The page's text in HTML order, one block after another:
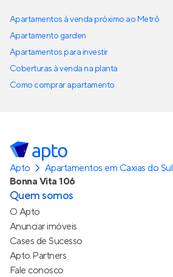
Apartamentos à venda próximo ao Metrô
Apartamento garden
Apartamentos para investir
Coberturas à venda na planta
Como comprar apartamento
Apto Apartamentos em Caxias do Sul
Bonna Vita 106
Quem somos
O Apto
Anunciar imóveis
Cases de Sucesso
Apto Partners
Fale conosco